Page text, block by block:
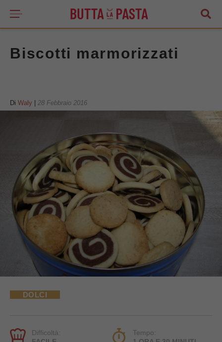
Biscotti marmorizzati
Di Waly 28 Febbraio 2016
DOLCI
Difficoltà:
Tempo: